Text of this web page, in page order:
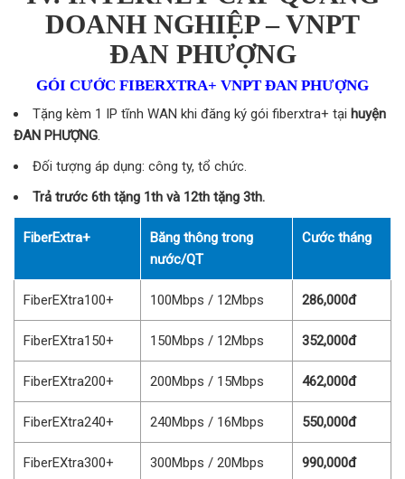
DOANH NGHIỆP – VNPT
ĐAN PHƯỢNG
GÓI CƯỚC FIBERXTRA+ VNPT ĐAN PHƯỢNG
Tặng kèm 1 IP tĩnh WAN khi đăng ký gói fiberxtra+ tại huyện
ĐAN PHƯỢNG.
Đối tượng áp dụng: công ty, tổ chức.
Trả trước 6th tặng 1th và 12th tặng 3th.
FiberExtra+
Băng thông trong
nước/QT
Cước tháng
FiberEXtra100+ 100Mbps / 12Mbps 286,000đ
FiberEXtra150+ 150Mbps / 12Mbps 352,000đ
FiberEXtra200+ 200Mbps / 15Mbps 462,000đ
FiberEXtra240+ 240Mbps / 16Mbps 550,000đ
FiberEXtra300+ 300Mbps / 20Mbps 990,000đ